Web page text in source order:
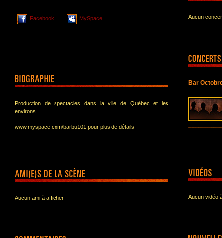
Facebook MySpace
Production de spectacles dans la ville de Québec et les
environs.
www.myspace.com/barbu101 pour plus de détails
Aucun ami à afficher
Aucun
Bar
Aucun vidéo